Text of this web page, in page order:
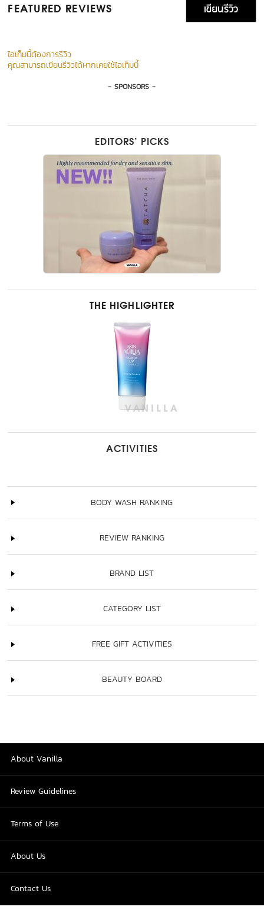
FEATURED REVIEWS เขียนรีวิว
ไอเท็มนี้ต้องการรีวิว
คุณสามารถเขียนรีวิวได้หากเคยใช้ไอเท็มนี้
- SPONSORS -
EDITORS’ PICKS
THE HIGHLIGHTER
ACTIVITIES
BODY WASH RANKING
REVIEW RANKING
BRAND LIST
CATEGORY LIST
FREE GIFT ACTIVITIES
BEAUTY BOARD
About Vanilla
Review Guidelines
Terms of Use
About Us
Contact Us